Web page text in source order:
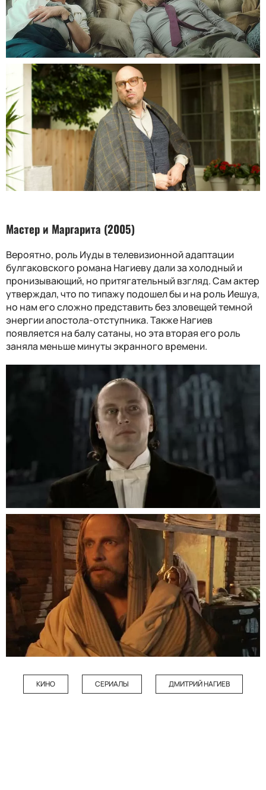
Мастер и Маргарита (2005)
Вероятно, роль Иуды в телевизионной адаптации
булгаковского романа Нагиеву дали за холодный и
пронизывающий, но притягательный взгляд. Сам актер
утверждал, что по типажу подошел бы и на роль Иешуа,
но нам его сложно представить без зловещей темной
энергии апостола-отступника. Также Нагиев
появляется на балу сатаны, но эта вторая его роль
заняла меньше минуты экранного времени.
КИНО СЕРИАЛЫ ДМИТРИЙ НАГИЕВ